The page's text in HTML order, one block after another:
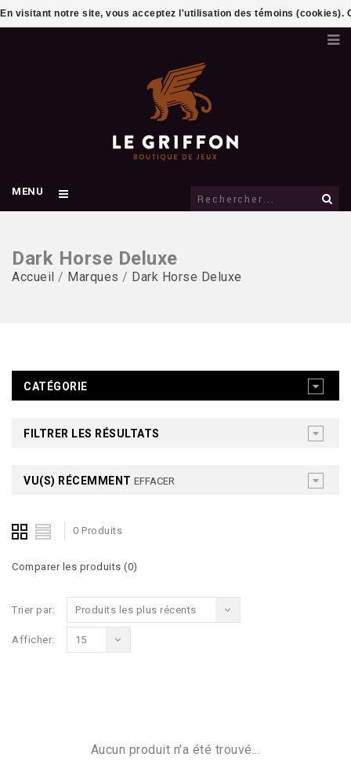
MENU
Dark Horse Deluxe
Accueil / Marques / Dark Horse Deluxe
CATÉGORIE
FILTRER LES RÉSULTATS
VU(S) RÉCEMMENT EFFACER
0 Produits
Comparer les produits (0)
Trier par: Produits les plus récents
Afficher: 15
Aucun produit n'a été trouvé...
En visitant notre site, vous acceptez l'utilisation des témoins